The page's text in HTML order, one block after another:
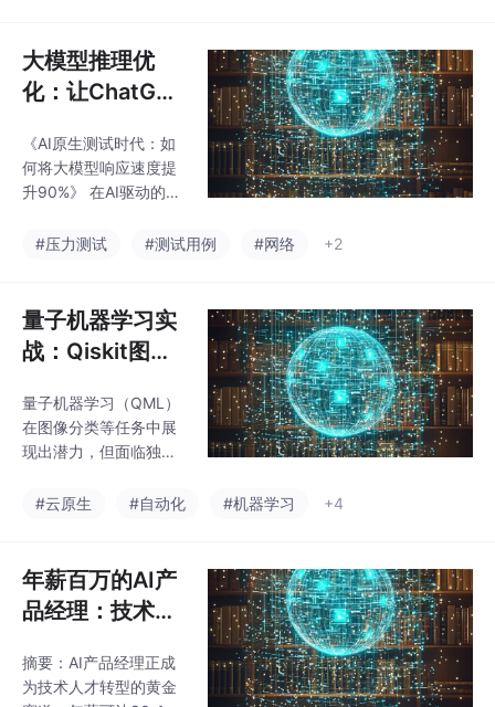
全左移主导权，在架构
阶段植入质量基因；
3）业务质量洞察力，
关联。这三大能力重塑
了测试人员的价值定
位，使其从执行者转型
全架构共建者和商业风
统化重构知识体系，在
AI时代占领质量
大模型推理优
化：让ChatGPT
0%的秘技
《AI原生测试时代：如
何将大模型响应速度提
升90%》 在AI驱动的测
应用已覆盖测试用例生
率瓶颈。本文提出系统
性优化方案： 精准度
量：建立TTFT（首Tok
n生成速率）等核心指标
监控体系，通过压力测
试定位性能拐点； 模型
枝、知识蒸馏等技术精
算负载； 工程架
#压力测试 #测试用例 #网络 +2
量子机器学习实
战：Qiskit图像
战与测试视角审
视
量子机器学习（QML）
在图像分类等任务中展
现出潜力，但面临独特
可观测性导致传统白盒
3）训练动力学不可预
测增加评估难度；4）
决策过程缺乏可解释
框架，包括量子电路验
证、噪声鲁棒性评估、
#云原生 #自动化 #机器学习 +4
年薪百万的AI产
品经理：技术人
摘要：AI产品经理正成
为技术人才转型的黄金